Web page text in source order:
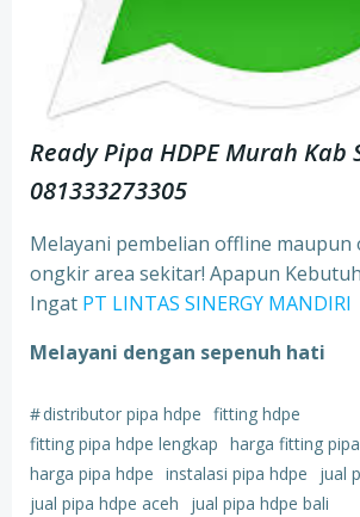
Ready Pipa HDPE Murah Kab
081333273305
Melayani pembelian offline maupun
ongkir area sekitar! Apapun
Ingat PT LINTAS SINERGY MANDIRI
Melayani dengan sepenuh hati
#distributor pipa hdpe fitting hdpe
fitting pipa hdpe lengkap harga fitting
harga pipa hdpe instalasi pipa hdpe
jual
jual pipa hdpe aceh
jual pipa hdpe bali